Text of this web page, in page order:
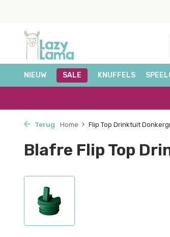
NIEUW SALE KNUFFELS
Terug Home Flip Top Drinktuit
Blafre Flip Top